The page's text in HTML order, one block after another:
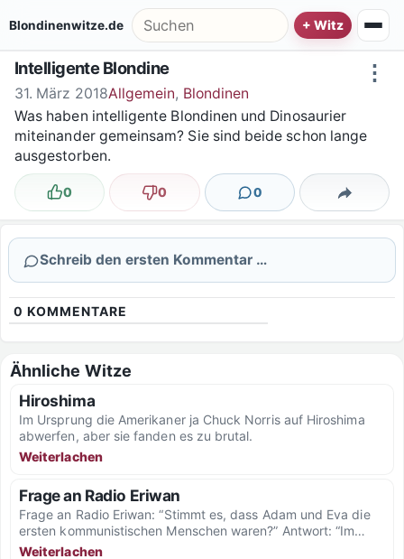
Blondinenwitze.de Suche nach:
⋮
Intelligente Blondine
31. März 2018Allgemein, Blondinen
Was haben intelligente Blondinen und Dinosaurier
miteinander gemeinsam? Sie sind beide schon lange
ausgestorben.
Lustig
0 Nicht lustig
0 0
Kommentare Teilen
Schreib den ersten Kommentar …
0 KOMMENTARE
Ähnliche Witze
Hiroshima
Im Ursprung die Amerikaner ja Chuck Norris auf Hiroshima
abwerfen, aber sie fanden es zu brutal.
Weiterlachen
Frage an Radio Eriwan
Frage an Radio Eriwan: “Stimmt es, dass Adam und Eva die
ersten kommunistischen Menschen waren?” Antwort: “Im
Prinzip...
Weiterlachen